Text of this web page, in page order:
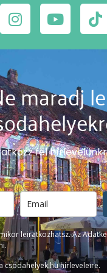
maradj
fel
leiratkozhatsz. Az
csodahelyek.hu hírleveleire.